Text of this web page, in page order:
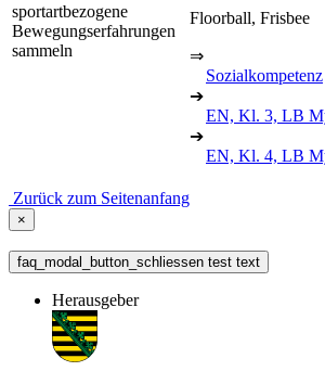
sportartbezogene
Bewegungserfahrungen
sammeln
Floorball, Frisbee
⇒
Sozialkompetenz
➔
EN, Kl. 3, LB
➔
EN, Kl. 4, LB
Zurück zum Seitenanfang
×
faq_modal_button_schliessen test text
Herausgeber